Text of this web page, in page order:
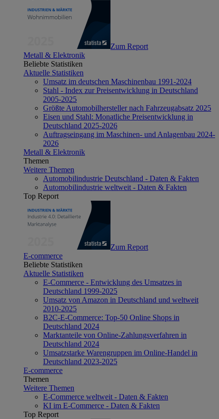
Zum Report
Metall & Elektronik
Beliebte Statistiken
Aktuelle Statistiken
Umsatz im deutschen Maschinenbau 1991-2024
Stahl - Index zur Preisentwicklung in Deutschland
2005-2025
Größte Automobilhersteller nach Fahrzeugabsatz 2025
Eisen und Stahl: Monatliche Preisentwicklung in
Deutschland 2025-2026
Auftragseingang im Maschinen- und Anlagenbau 2024-
2026
Metall & Elektronik
Themen
Weitere Themen
Automobilindustrie Deutschland - Daten & Fakten
Automobilindustrie weltweit - Daten & Fakten
Top Report
Zum Report
E-commerce
Beliebte Statistiken
Aktuelle Statistiken
E-Commerce - Entwicklung des Umsatzes in
Deutschland 1999-2025
Umsatz von Amazon in Deutschland und weltweit
2010-2025
B2C-E-Commerce: Top-50 Online Shops in
Deutschland 2024
Marktanteile von Online-Zahlungsverfahren in
Deutschland 2024
Umsatzstarke Warengruppen im Online-Handel in
Deutschland 2023-2025
E-commerce
Themen
Weitere Themen
E-Commerce weltweit - Daten & Fakten
KI im E-Commerce - Daten & Fakten
Top Report